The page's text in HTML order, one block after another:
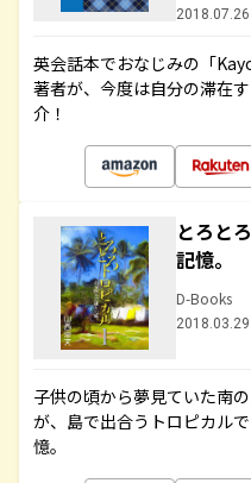
英会話本でおなじみの「
著者が、今度は自分の滞在
介！
とろと
記憶。
D-Books
子供の頃から夢見ていた南
が、島で出合うトロピカル
憶。